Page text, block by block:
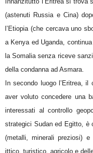
(astenuti Russia e Cina)
l’Etiopia (che cercava uno
a Kenya ed Uganda,
la Somalia senza riceve
della condanna ad Asmara.
In secondo luogo l’Eritrea,
aver voluto concedere una
interessati al controllo
strategici Sudan ed Egitto, è
(metalli, minerali preziosi)
ittico, turistico, agricolo e